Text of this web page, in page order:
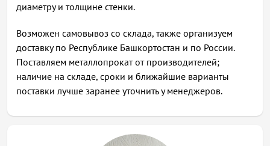
диаметру и толщине стенки.
Возможен самовывоз со склада, также организуем
доставку по Республике Башкортостан и по России.
Поставляем металлопрокат от производителей;
наличие на складе, сроки и ближайшие варианты
поставки лучше заранее уточнить у менеджеров.